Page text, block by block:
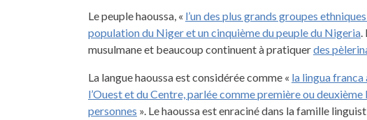
Le peuple haoussa, « l’un des plus grands groupes
population du Niger et un cinquième du peuple du Nigeria.
musulmane et beaucoup continuent à pratiquerdes
La langue haoussa est considérée comme « la lingua
l’Ouest et du Centre, parlée comme première ou
personnes ». Le haoussa est enraciné dans la famille